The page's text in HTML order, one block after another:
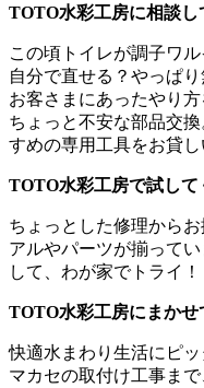
TOTO水彩工房に相談し
この頃トイレが調子ワル
自分で直せる？やっぱり
お客さまにあったやり
ちょっと不安な部品交
すめの専用工具をお貸し
TOTO水彩工房で試して
ちょっとした修理から
アルやパーツが揃って
して、わが家でトライ！
TOTO水彩工房にまかせ
快適水まわり生活にピ
マカセの取付け工事ま